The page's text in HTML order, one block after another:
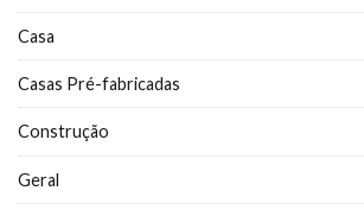
Casa
Casas Pré-fabricadas
Construção
Geral